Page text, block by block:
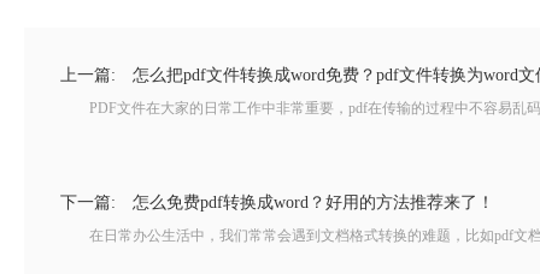
上一篇: 怎么把pdf文件转换成word免费？pdf文件转换为word文
PDF文件在大家的日常工作中非常重要，pdf在传输的过程中不容易乱
下一篇: 怎么免费pdf转换成word？好用的方法推荐来了！
在日常办公生活中，我们常常会遇到文档格式转换的难题，比如pdf文